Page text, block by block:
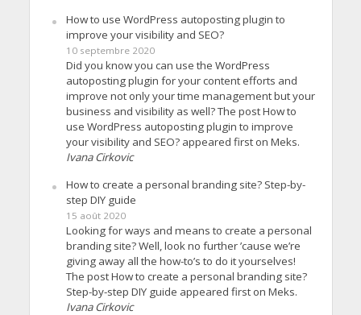
How to use WordPress autoposting plugin to
improve your visibility and SEO?
10 septembre 2020
Did you know you can use the WordPress
autoposting plugin for your content efforts and
improve not only your time management but your
business and visibility as well? The post How to
use WordPress autoposting plugin to improve
your visibility and SEO? appeared first on Meks.
Ivana Cirkovic
How to create a personal branding site? Step-by-
step DIY guide
15 août 2020
Looking for ways and means to create a personal
branding site? Well, look no further ’cause we’re
giving away all the how-to’s to do it yourselves!
The post How to create a personal branding site?
Step-by-step DIY guide appeared first on Meks.
Ivana Cirkovic